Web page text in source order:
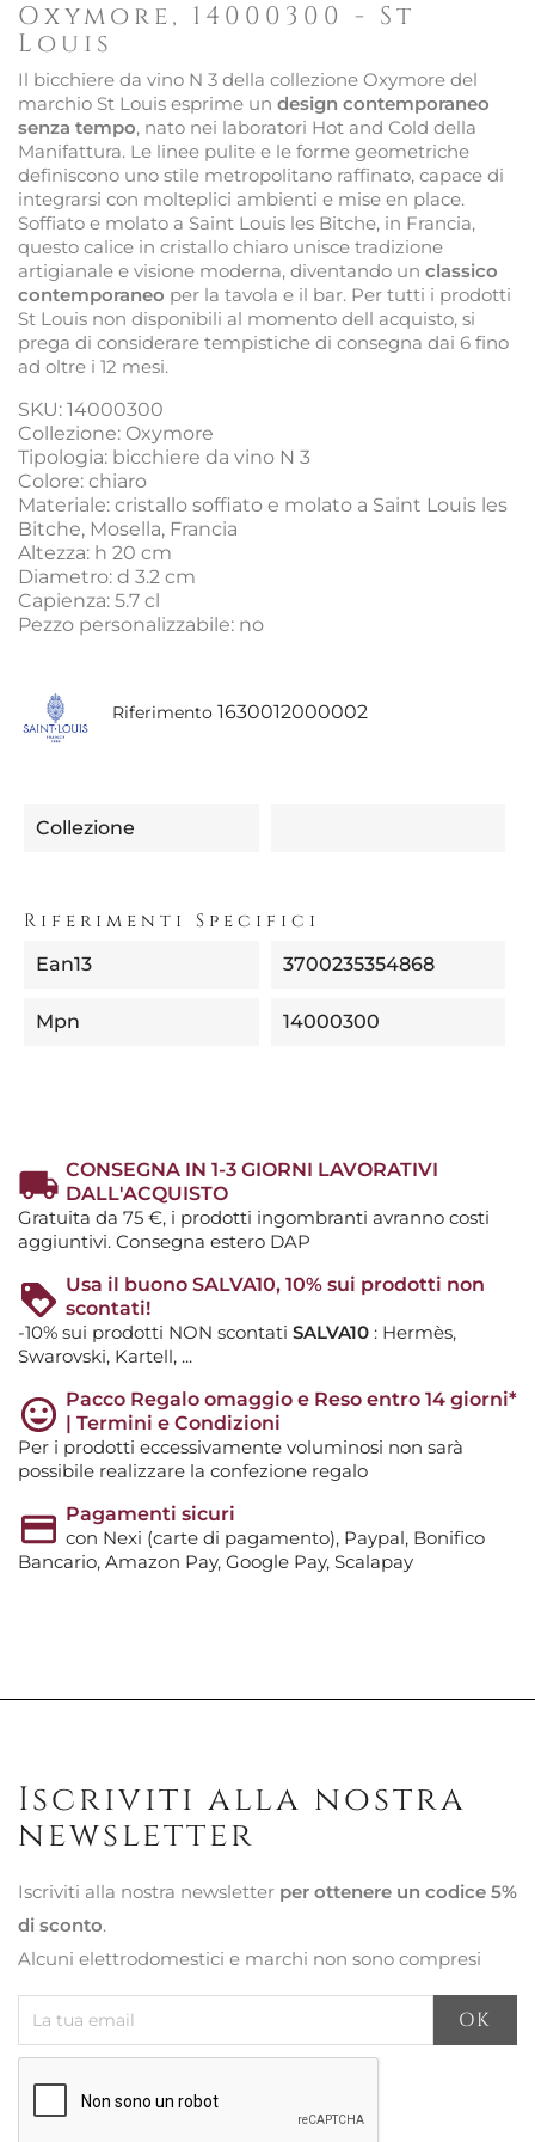
Oxymore, 14000300 - St
Louis
Il bicchiere da vino N 3 della collezione Oxymore del
marchio St Louis esprime un design contemporaneo
senza tempo, nato nei laboratori Hot and Cold della
Manifattura. Le linee pulite e le forme geometriche
definiscono uno stile metropolitano raffinato, capace di
integrarsi con molteplici ambienti e mise en place.
Soffiato e molato a Saint Louis les Bitche, in Francia,
questo calice in cristallo chiaro unisce tradizione
artigianale e visione moderna, diventando un classico
contemporaneo per la tavola e il bar. Per tutti i prodotti
St Louis non disponibili al momento dell acquisto, si
prega di considerare tempistiche di consegna dai 6 fino
ad oltre i 12 mesi.
SKU: 14000300
Collezione: Oxymore
Tipologia: bicchiere da vino N 3
Colore: chiaro
Materiale: cristallo soffiato e molato a Saint Louis les
Bitche, Mosella, Francia
Altezza: h 20 cm
Diametro: d 3.2 cm
Capienza: 5.7 cl
Pezzo personalizzabile: no
Riferimento 1630012000002
Collezione
Riferimenti Specifici
Ean13 3700235354868
Mpn 14000300
CONSEGNA IN 1-3 GIORNI LAVORATIVI
DALL'ACQUISTO
Gratuita da 75 €, i prodotti ingombranti avranno costi
aggiuntivi. Consegna estero DAP
Usa il buono SALVA10, 10% sui prodotti non
scontati!
-10% sui prodotti NON scontati SALVA10 : Hermès,
Swarovski, Kartell, ...
Pacco Regalo omaggio e Reso entro 14 giorni*
| Termini e Condizioni
Per i prodotti eccessivamente voluminosi non sarà
possibile realizzare la confezione regalo
Pagamenti sicuri
con Nexi (carte di pagamento), Paypal, Bonifico
Bancario, Amazon Pay, Google Pay, Scalapay
Iscriviti alla nostra
newsletter
Iscriviti alla nostra newsletter per ottenere un codice 5%
di sconto.
Alcuni elettrodomestici e marchi non sono compresi